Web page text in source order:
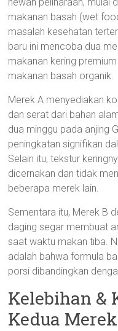
makanan basah (wet
masalah kesehatan
baru ini mencoba dua
makanan kering
makanan basah organik.
Merek A menyediakan
dan serat dari bahan
dua minggu pada anjing
peningkatan signifikan
Selain itu, tekstur
dicernakan dan tidak
beberapa merek lain.
Sementara itu, Merek B
daging segar membuat
saat waktu makan tiba.
adalah bahwa formula
porsi dibandingkan
Kelebihan &
Kedua Merek